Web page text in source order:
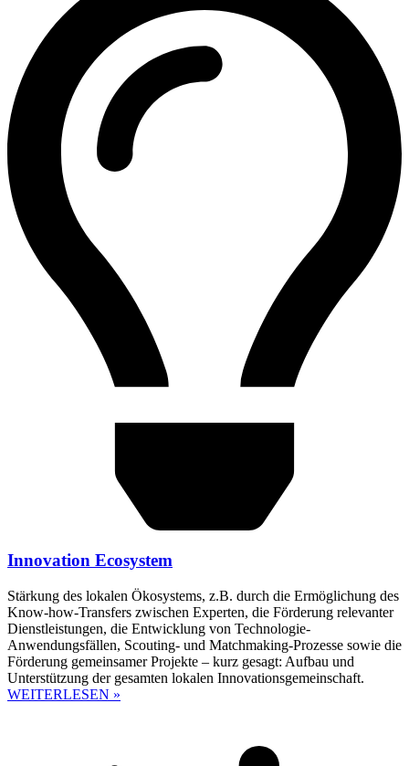
Innovation Ecosystem
Stärkung des lokalen Ökosystems, z.B. durch die Ermöglichung des
Know-how-Transfers zwischen Experten, die Förderung relevanter
Dienstleistungen, die Entwicklung von Technologie-
Anwendungsfällen, Scouting- und Matchmaking-Prozesse sowie die
Förderung gemeinsamer Projekte – kurz gesagt: Aufbau und
Unterstützung der gesamten lokalen Innovationsgemeinschaft.
WEITERLESEN »